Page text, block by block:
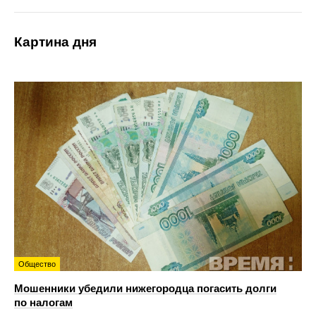
Картина дня
Общество
Мошенники убедили нижегородца погасить долги
по налогам